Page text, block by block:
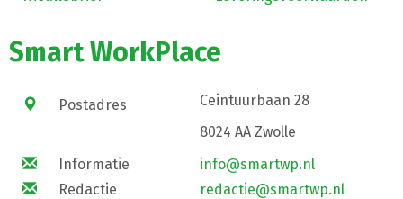
Smart WorkPlace
Postadres
Ceintuurbaan 28
8024 AA Zwolle
Informatie
info@smartwp.nl
Redactie
redactie@smartwp.nl